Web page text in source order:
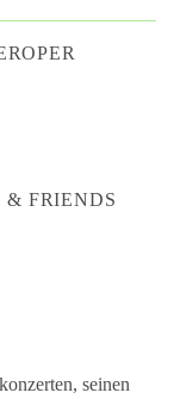
& FRIENDS
seinen